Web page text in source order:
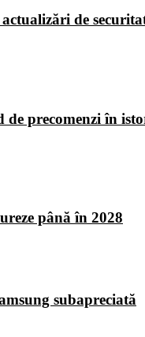
de
de precomenzi în
până în 2028
subapreciată